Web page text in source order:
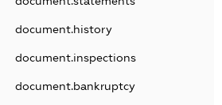
document.history
document.inspections
document.bankruptcy